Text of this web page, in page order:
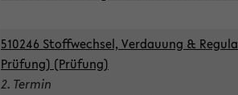
510246 Stoffwechsel, Verdauung &
Prüfung) (Prüfung)
2. Termin